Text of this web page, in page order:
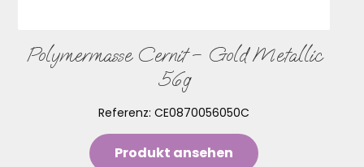
Polymermasse Cernit – Gold Metallic
56g
Referenz: CE0870056050C
Produkt ansehen